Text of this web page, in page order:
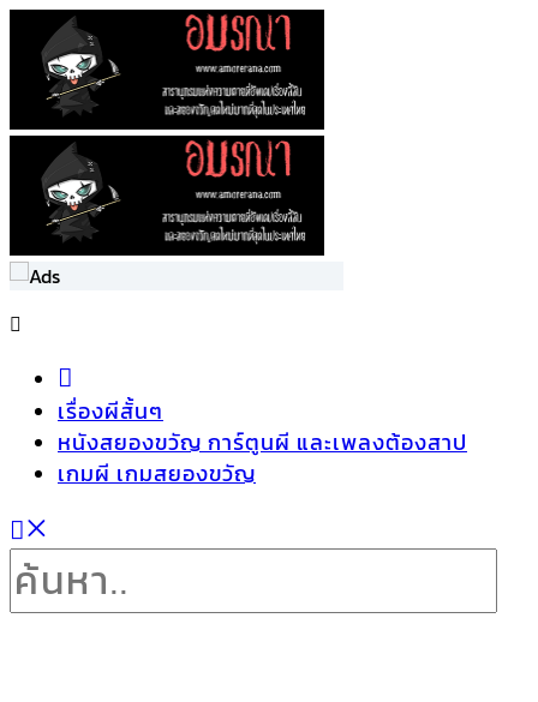
เรื่องผีสั้นๆ
หนังสยองขวัญ การ์ตูนผี และเพลงต้องสาป
เกมผี เกมสยองขวัญ